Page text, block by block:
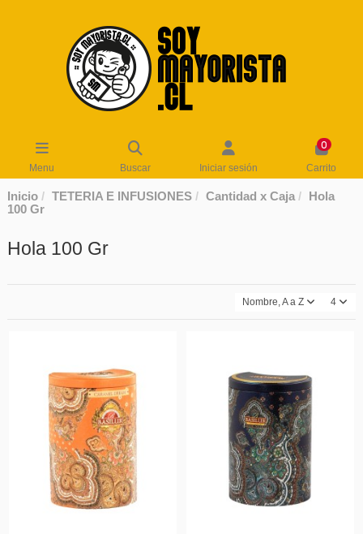
Menu Buscar Iniciar sesión
0
Carrito
Inicio TETERIA E INFUSIONES Cantidad x Caja
Hola
100 Gr
Hola 100 Gr
Nombre, A a Z 4